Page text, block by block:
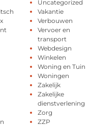
Uncategorized
Vakantie
Verbouwen
Vervoer en
transport
Webdesign
Winkelen
Woning en Tuin
Woningen
Zakelijk
Zakelijke
dienstverlening
Zorg
ZZP